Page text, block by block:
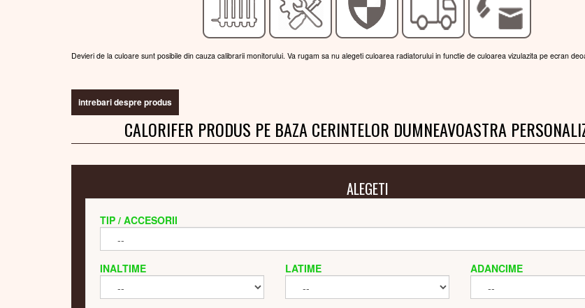
Devieri de la culoare sunt posibile din cauza calibrarii monitorului. Va rugam sa nu alegeti culoarea radiatorului in functie de culoarea vizulazita pe ecran
intrebari despre produs
CALORIFER PRODUS PE BAZA CERINTELOR DUMNEAVOASTRA
ALEGETI
TIP / ACCESORII
INALTIME LATIME ADANCIME